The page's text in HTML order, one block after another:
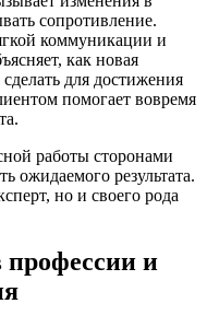
сопротивление.
коммуникации и
как новая
для достижения
помогает вовремя
работы сторонами
ожидаемого результата.
но и своего рода
и